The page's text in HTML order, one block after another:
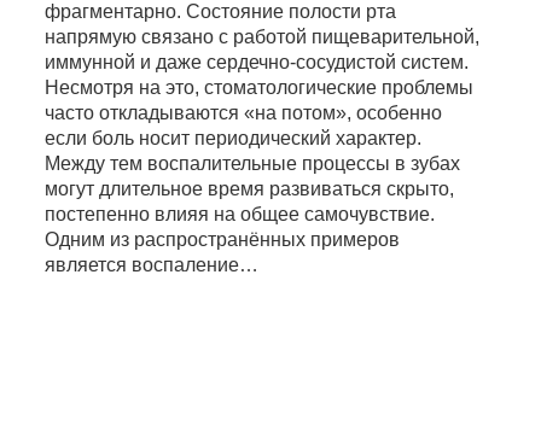
фрагментарно. Состояние полости рта
напрямую связано с работой пищеварительной,
иммунной и даже сердечно-сосудистой систем.
Несмотря на это, стоматологические проблемы
часто откладываются «на потом», особенно
если боль носит периодический характер.
Между тем воспалительные процессы в зубах
могут длительное время развиваться скрыто,
постепенно влияя на общее самочувствие.
Одним из распространённых примеров
является воспаление…